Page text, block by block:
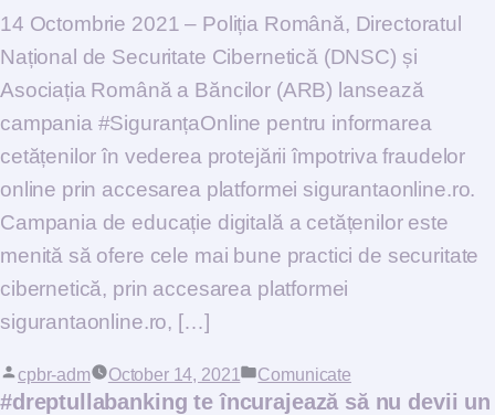
14 Octombrie 2021 – Poliția Română, Directoratul
Național de Securitate Cibernetică (DNSC) și
Asociația Română a Băncilor (ARB) lansează
campania #SiguranțaOnline pentru informarea
cetățenilor în vederea protejării împotriva fraudelor
online prin accesarea platformei sigurantaonline.ro.
Campania de educație digitală a cetățenilor este
menită să ofere cele mai bune practici de securitate
cibernetică, prin accesarea platformei
sigurantaonline.ro, […]
Posted by
cpbr-adm October 14, 2021 Posted in
Comunicate
#dreptullabanking te încurajează să nu devii un